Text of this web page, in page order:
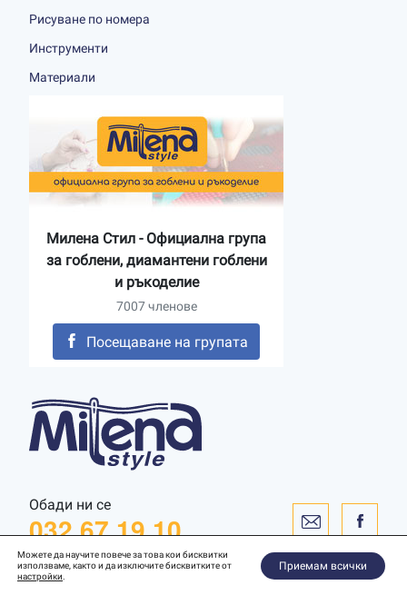
Обади ни се
032 67 19 10
Рисуване по номера
Инструменти
Материали
Милена Стил - Официална група
за гоблени, диамантени гоблени
и ръкоделие
7007 членове
Посещаване на групата
Уебсайт от
Можете да научите повече за това кои бисквитки
използваме, както и да изключите бисквитките от
настройки
Приемам всички